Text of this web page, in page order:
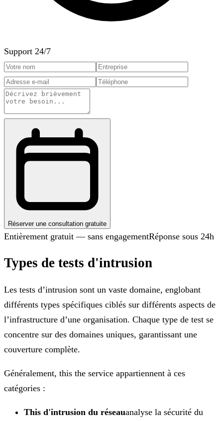
Support 24/7
Réserver une consultation gratuite
Entièrement gratuit — sans engagementRéponse sous 24h
Types de tests d'intrusion
Les tests d’intrusion sont un vaste domaine, englobant
différents types spécifiques ciblés sur différents aspects de
l’infrastructure d’une organisation. Chaque type de test se
concentre sur des domaines uniques, garantissant une
couverture complète.
Généralement, this the service appartiennent à ces
catégories :
This d'intrusion du réseauanalyse la sécurité du